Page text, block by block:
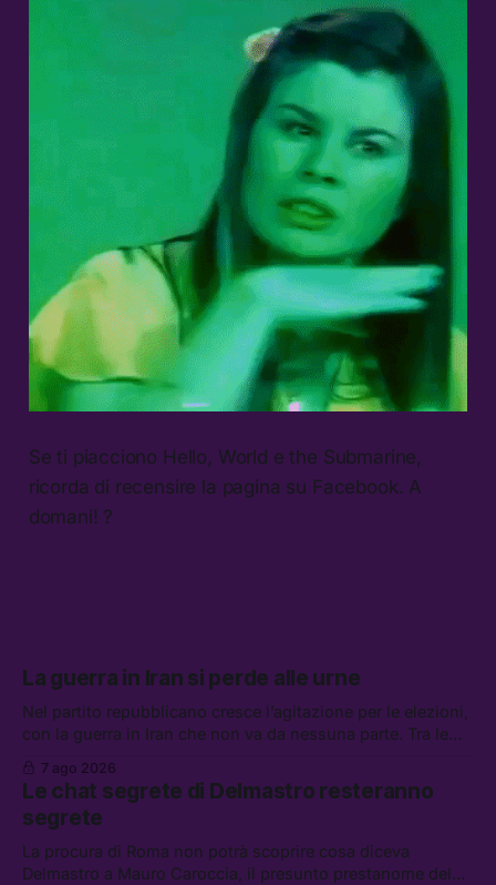
Se ti piacciono Hello, World e the Submarine,
ricorda di recensire la pagina su Facebook. A
domani! ?
La guerra in Iran si perde alle urne
Nel partito repubblicano cresce l’agitazione per le elezioni,
con la guerra in Iran che non va da nessuna parte. Tra le
lavoro, Schlein prova a mettere in sicurezza la coalizione, e
che cos’è lo “Spiralismo,” la religione degli agenti IA
7 ago 2026
Le chat segrete di Delmastro resteranno
segrete
La procura di Roma non potrà scoprire cosa diceva
Delmastro a Mauro Caroccia, il presunto prestanome del